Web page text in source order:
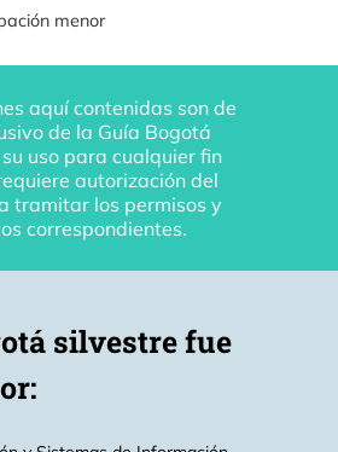
menor
aquí contenidas son de
de la Guía Bogotá
uso para cualquier fin
autorización del
tramitar los permisos y
correspondientes.
silvestre fue